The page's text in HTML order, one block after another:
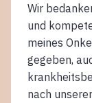
Wir
und
meines
gegeben,
nach